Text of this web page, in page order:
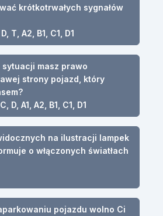
krótkotrwałych sygnałów
T, A2, B1, C1, D1
masz prawo
strony pojazd, który
D, A1, A2, B1, C1, D1
na ilustracji lampek
o włączonych światłach
pojazdu wolno Ci